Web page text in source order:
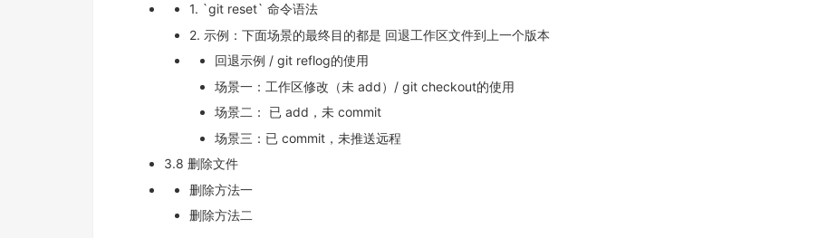
1. `git reset` 命令语法
2. 示例：下面场景的最终目的都是 回退工作区文件到上一个版本
回退示例 / git reflog的使用
场景一：工作区修改（未 add）/ git checkout的使用
场景二： 已 add，未 commit
场景三：已 commit，未推送远程
3.8 删除文件
删除方法一
删除方法二